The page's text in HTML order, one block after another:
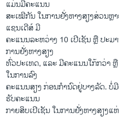
ແມ່ນມີຄະແນນ
ສະເໝີກັນ ໃນການຢັ່ງຫາງສຽງສ່ວນຫຼ
ແຊນເດີສ໌ ມີ
ຄະແນນລະຫວ່າງ​ 10 ​ເປີ​ເຊັນ​ ຫຼື ປະ​ມ
ການ​ຢັ່ງ​ຫາງສຽງ
ທົ່ວປະເທດ, ແລະ ມີຄະແນນໃກ້ກວ່າ
ໃນການລົງ
ຄະແນນສຽງ ກ່ອນກຳນົດຢູ່ບາງລັດ. ບໍ່
ຮັບຄະແນນ
ກາຍສິບເປີເຊັນ ໃນການຢັ່ງຫາງສຽງແ